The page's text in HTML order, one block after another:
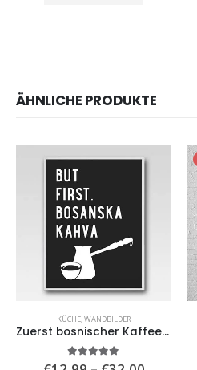
ÄHNLICHE PRODUKTE
KÜCHE,WANDBILDER
Zuerst bosnischer Kaffee (schwarz)
5.00 von 5